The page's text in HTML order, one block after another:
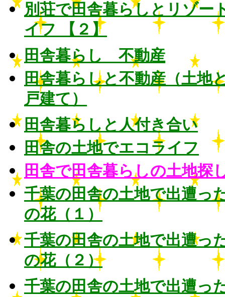
別荘で田舎暮らしとリゾー
イフ 【２】
田舎暮らし 不動産
田舎暮らしと不動産（土地
戸建て）
田舎暮らしと人付き合い
田舎の土地でエコライフ
田舎で田舎暮らしの土地探
千葉の田舎の土地で出遭っ
の花（１）
千葉の田舎の土地で出遭っ
の花（２）
千葉の田舎の土地で出遭っ